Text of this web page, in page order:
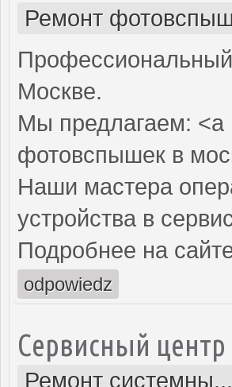
Ремонт
Москве.
Мы предлагаем: <a
фотовспышек в
Наши мастера
устройства в
Подробнее на
odpowiedz
Сервисный центр
Ремонт